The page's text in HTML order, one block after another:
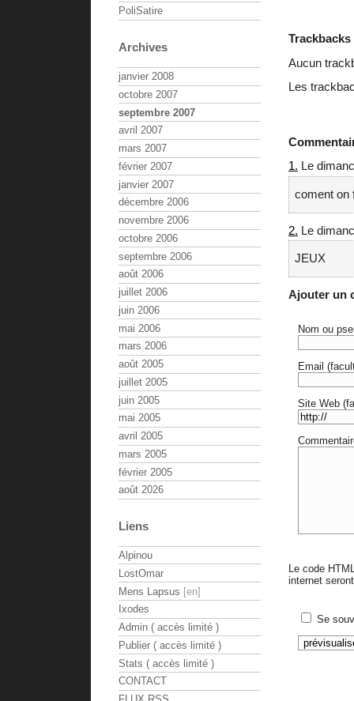
Trackbacks
Aucun
Les
1. Le
coment on
2. Le
JEUX
Ajouter un
Nom ou
Email
Site Web
Le code
internet
Se
PoliSatire
Archives
janvier 2008
octobre 2007
septembre 2007
avril 2007
mars 2007
février 2007
janvier 2007
décembre 2006
novembre 2006
octobre 2006
septembre 2006
août 2006
juillet 2006
juin 2006
mai 2006
mars 2006
août 2005
juillet 2005
juin 2005
mai 2005
avril 2005
mars 2005
février 2005
août 2026
Liens
Alpinou
LostOmar
Mens Lapsus
Ixodes
Admin ( accès limité )
Publier ( accès limité )
Stats ( accès limité )
CONTACT